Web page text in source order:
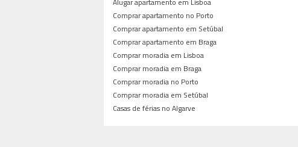
Comprar apartamento no Porto
Comprar apartamento em Setúbal
Comprar apartamento em Braga
Comprar moradia em Lisboa
Comprar moradia em Braga
Comprar moradia no Porto
Comprar moradia em Setúbal
Casas de férias no Algarve